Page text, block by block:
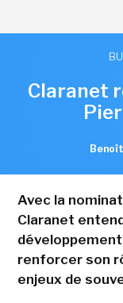
Claranet
Avec la
Claranet
renforcer son
enjeux de